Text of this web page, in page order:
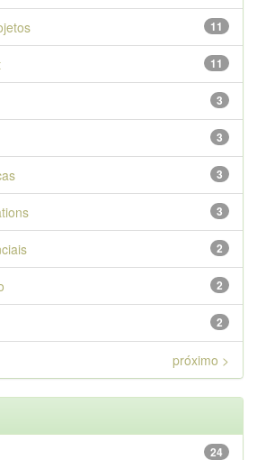
11
11
3
3
3
3
2
2
2
próximo >
24